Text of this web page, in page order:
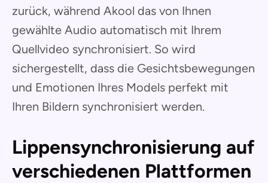
zurück, während Akool das von Ihnen
gewählte Audio automatisch mit Ihrem
Quellvideo synchronisiert. So wird
sichergestellt, dass die Gesichtsbewegungen
und Emotionen Ihres Models perfekt mit
Ihren Bildern synchronisiert werden.
Lippensynchronisierung auf
verschiedenen Plattformen